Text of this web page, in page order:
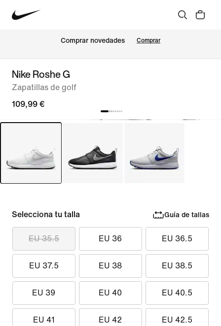
Comprar novedades Comprar
Nike Roshe G
Zapatillas de golf
109,99 €
Selecciona tu talla Guía de tallas
EU 35.5 EU 36 EU 36.5
EU 37.5 EU 38 EU 38.5
EU 39 EU 40 EU 40.5
EU 41 EU 42 EU 42.5